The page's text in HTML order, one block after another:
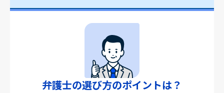
弁護士の選び方のポイントは？